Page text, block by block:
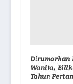
Dirumorkan
Wanita,
Tahun